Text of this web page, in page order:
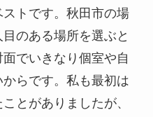
トです。秋田市の場
のある場所を選ぶと
でいきなり個室や自
らです。私も最初は
とがありましたが、